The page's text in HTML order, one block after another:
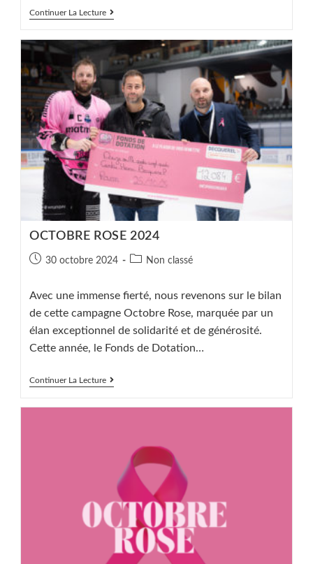
Continuer La LectureUn
OCTOBRE ROSE 2024
Publication
30 octobre 2024
PostNon classé
Avec une immense fierté, nous revenons sur le bilan
de cette campagne Octobre Rose, marquée par un
élan exceptionnel de solidarité et de générosité.
Cette année, le Fonds de Dotation…
Continuer La LectureOCTOBRE